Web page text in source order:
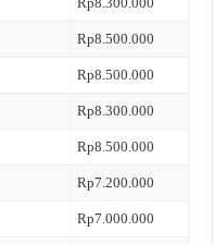
Rp8.500.000
Rp8.500.000
Rp8.300.000
Rp8.500.000
Rp7.200.000
Rp7.000.000